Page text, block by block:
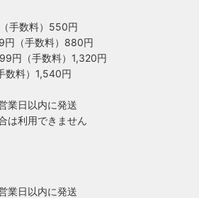
・製作担当者が修理を行いま
しも故障した場合は、すぐに当店にご
メイド照明やアンティーク照明は修理
きますが、当店では器具を製作した本
にあたります。造ったりカスタムした
照明製作に欠かせない古いソケッ
年近く前のソケットシェルを使うこ
が100年近く前のソケットに使われて
（絶縁体）はご覧の通り炭化してボロ
機関に依頼し、特殊カーボンを使いオ
してお使い頂けます。
手数料）550円
（手数料）880円
円（手数料）1,320円
数料）1,540円
業日以内に発送
は利用できません
業日以内に発送